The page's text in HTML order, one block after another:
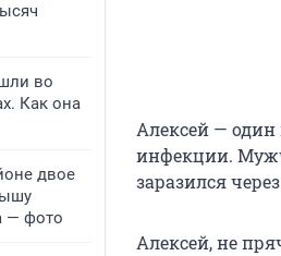
во
Как она
двое
— фото
Алексей — один
инфекции.
заразился
Алексей, не